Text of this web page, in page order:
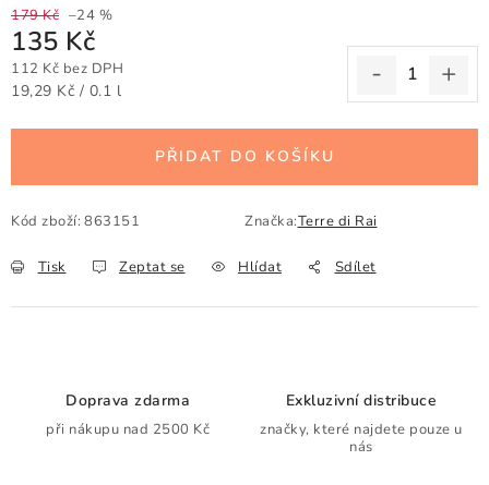
179 Kč –24 %
135 Kč
112 Kč bez DPH
Měrná cena:
19,29 Kč / 0.1 l
PŘIDAT DO KOŠÍKU
Kód zboží: 863151 Značka:Terre di Rai
Tisk Zeptat se Hlídat Sdílet
Doprava zdarma
při nákupu nad 2500 Kč
Exkluzivní distribuce
značky, které najdete pouze u
nás